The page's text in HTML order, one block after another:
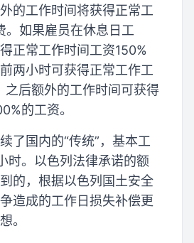
的工作时间将获得正常工
。如果雇员在休息日工
正常工作时间工资150%
两小时可获得正常工作工
之后额外的工作时间可获得
的工资。
了国内的“传统”，基本工
时。以色列法律承诺的额
的，根据以色列国土安全
造成的工作日损失补偿更
。